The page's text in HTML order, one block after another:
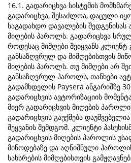
16.1. გადარიცხვა სისტემის
გადარიცხვა, შესაძლოა, დაცული
საგადახდო დავალების შედგენისას
მიღების პაროლს. გადარიცხვა
როდესაც მიმღები შეიყვანს
განსაზღვრულ და მიმღებისთვის
მიღების პაროლს. თუ მიმღები არ
განსაზღვრულ პაროლს, თანხები
გადამხდელის Paysera ანგარიშზე
გადარიცხვის ავტორიზაციის
მიერ გადარიცხვის მიღების
გადარიცხვის გაუქმება
შეყვანის შემდგომ. კლიენტი
გადარიცხვის მიღების პაროლის
მიწოდებაზე და აღნიშნული
სახსრების მიმღებისთვის